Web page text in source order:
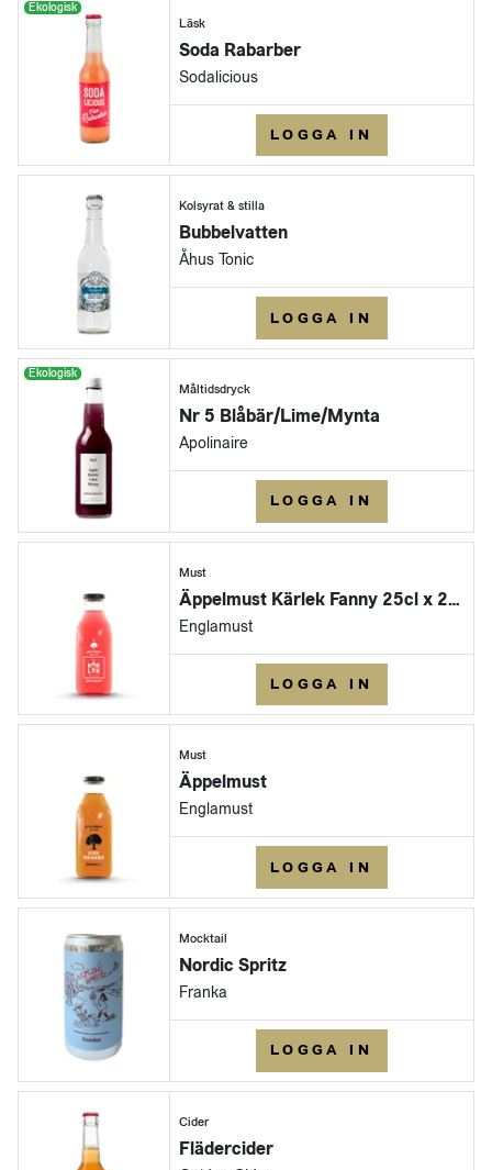
Ekologisk
Läsk
Soda Rabarber
Sodalicious
LOGGA IN
Kolsyrat & stilla
Bubbelvatten
Åhus Tonic
LOGGA IN
Ekologisk
Måltidsdryck
Nr 5 Blåbär/Lime/Mynta
Apolinaire
LOGGA IN
Must
Äppelmust Kärlek Fanny 25cl x 25st
Englamust
LOGGA IN
Must
Äppelmust
Englamust
LOGGA IN
Mocktail
Nordic Spritz
Franka
LOGGA IN
Cider
Flädercider